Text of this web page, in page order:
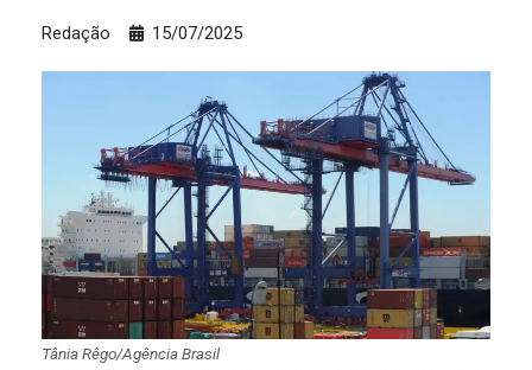
Redação 15/07/2025
Tânia Rêgo/Agência Brasil